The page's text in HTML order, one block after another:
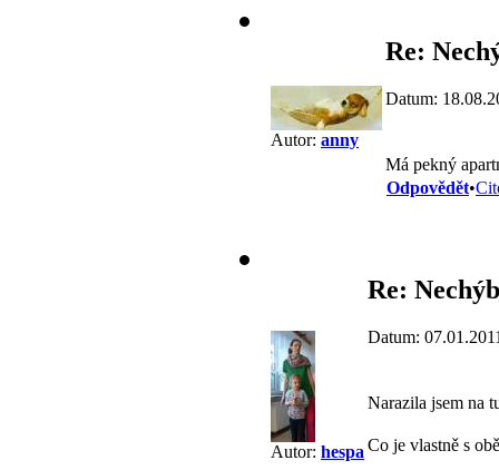
Autor: anny
Re:
Datum:
Má pekný
Odpovědět•
Autor: hespa
Re:
Datum:
Narazila jsem na
Co je vlastně s